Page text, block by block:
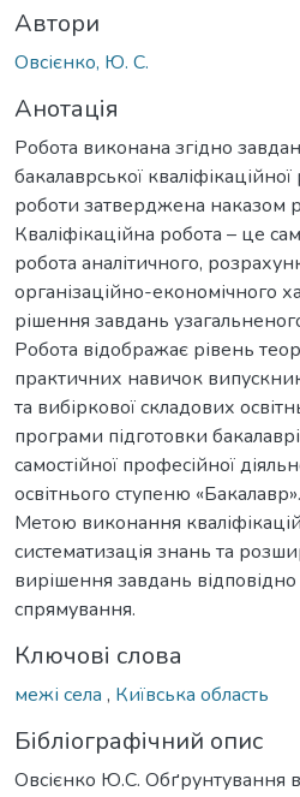
Автори
Овсієнко, Ю. С.
Анотація
Робота виконана згідно
бакалаврської
роботи затверджена наказом
Кваліфікаційна робота – це
робота аналітичного,
організаційно-економічного
рішення завдань
Робота відображає рівень
практичних навичок
та вибіркової складових
програми підготовки
самостійної професійної
освітнього ступеню «Бакалавр».
Метою виконання
систематизація знань та
вирішення завдань
спрямування.
Ключові слова
межі села , Київська область
Бібліографічний опис
Овсієнко Ю.С. Обґрунтування